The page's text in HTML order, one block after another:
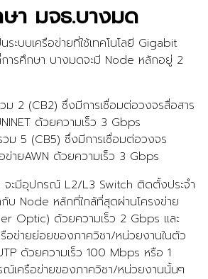
า มจธ.บางมด
ระบบเครือข่ายที่ใช้เทคโนโลยี Gigabit
ารศึกษา บางมดจะมี Node หลักอยู่ 2
วม 2 (CB2) ซึ่งมีการเชื่อมต่อวงจรสื่อสาร
ด้วยความเร็ว 3 Gbps
วม 5 (CB5) ซึ่งมีการเชื่อมต่อวงจร
ข่ายAWN ด้วยความเร็ว 3 Gbps
จะมีอุปกรณ์ L2/L3 Switch ติดตั้งประจำ
กับ Node หลักที่ใกล้ที่สุดผ่านโครงข่าย
Optic) ด้วยความเร็ว 2 Gbps และ
รือข่ายย่อยของภาควิชา/หน่วยงานในตัว
ด้วยความเร็ว 100 Mbps หรือ 1
เครือข่ายของภาควิชา/หน่วยงานนั้นๆ